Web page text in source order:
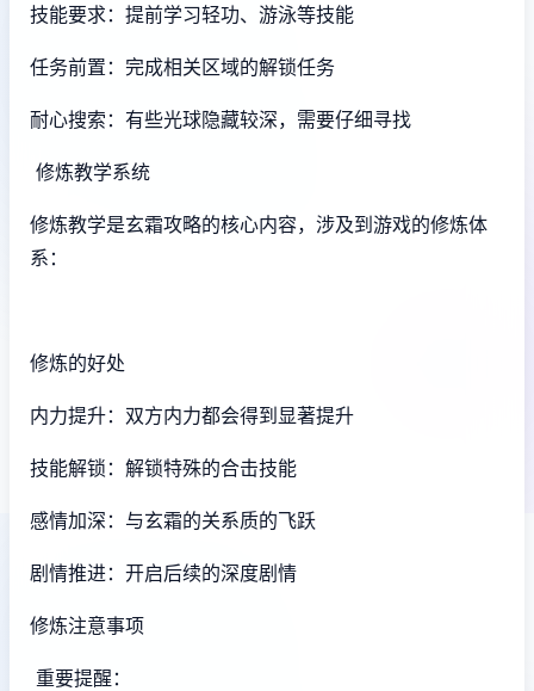
技能要求：提前学习轻功、游泳等技能
任务前置：完成相关区域的解锁任务
耐心搜索：有些光球隐藏较深，需要仔细寻找
修炼教学系统
修炼教学是玄霜攻略的核心内容，涉及到游戏的修炼体
系：
修炼的好处
内力提升：双方内力都会得到显著提升
技能解锁：解锁特殊的合击技能
感情加深：与玄霜的关系质的飞跃
剧情推进：开启后续的深度剧情
修炼注意事项
重要提醒：